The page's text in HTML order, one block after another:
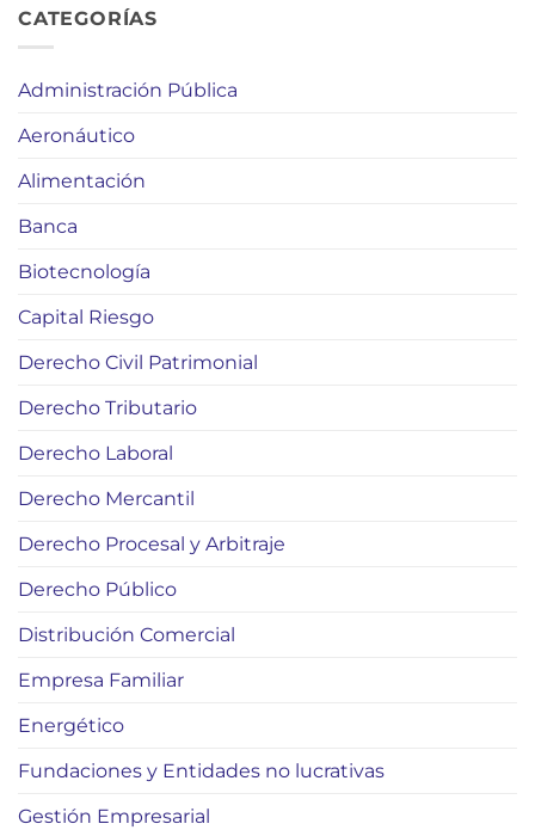
CATEGORÍAS
Administración Pública
Aeronáutico
Alimentación
Banca
Biotecnología
Capital Riesgo
Derecho Civil Patrimonial
Derecho Tributario
Derecho Laboral
Derecho Mercantil
Derecho Procesal y Arbitraje
Derecho Público
Distribución Comercial
Empresa Familiar
Energético
Fundaciones y Entidades no lucrativas
Gestión Empresarial